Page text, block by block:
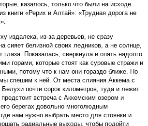
казалось, только что были на исходе.
книги «Рерих и Алтай»: «Трудная дорога не
издалека, из-за деревьев, не сразу
сияет белизной своих ледников, а не солнце,
глаза. Показалась, сверкнула и опять надолго
горами, которые стоят как суровые стражи и
потому что к нам они гораздо ближе. Но
спешим к ней. От места слияния Аккема с
почти сорок километров, туда и лежит
встреча с Аккемским озером и
берегах довольно многолюдным
нам нужно выбрать место для стоянки и
радиальные выходы, чтобы подойти